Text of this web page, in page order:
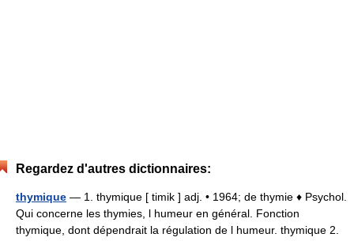
Regardez d'autres dictionnaires:
thymique — 1. thymique [ timik ] adj. • 1964; de thymie ♦ Psychol.
Qui concerne les thymies, l humeur en général. Fonction
thymique, dont dépendrait la régulation de l humeur. thymique 2.